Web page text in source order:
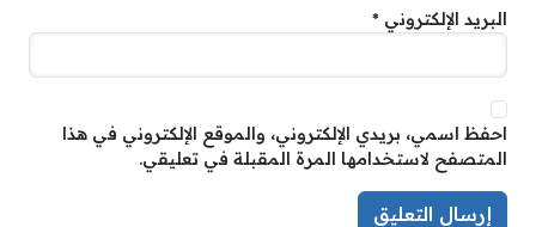
البريد الإلكتروني *
احفظ اسمي، بريدي الإلكتروني، والموقع الإلكتروني في هذا
المتصفح لاستخدامها المرة المقبلة في تعليقي.